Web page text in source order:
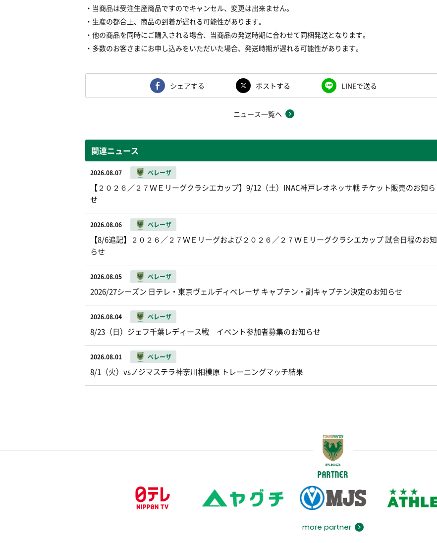
・当商品は受注生産商品ですのでキャンセル、変更は出来ません。
・生産の都合上、商品の到着が遅れる可能性があります。
・他の商品を同時にご購入される場合、当商品の発送時期に合わせて同梱発送となります。
・多数のお客さまにお申し込みをいただいた場合、発送時期が遅れる可能性があります。
シェアする ポストする LINEで送る
ニュース一覧へ
関連ニュース
2026.08.07 ベレーザ
【２０２６／２７ＷＥリーグクラシエカップ】9/12（土）INAC神戸レオネッサ戦 チケット販売のお知ら
せ
2026.08.06 ベレーザ
【8/6追記】２０２６／２７ＷＥリーグおよび２０２６／２７ＷＥリーグクラシエカップ 試合日程のお知
らせ
2026.08.05 ベレーザ
2026/27シーズン 日テレ・東京ヴェルディベレーザ キャプテン・副キャプテン決定のお知らせ
2026.08.04 ベレーザ
8/23（日）ジェフ千葉レディース戦 イベント参加者募集のお知らせ
2026.08.01 ベレーザ
8/1（火）vsノジマステラ神奈川相模原 トレーニングマッチ結果
PARTNER
more partner